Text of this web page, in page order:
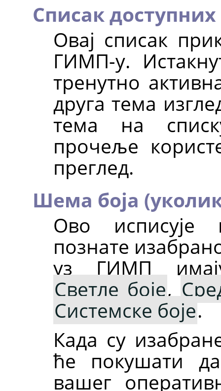
Списак
Овај списак
ГИМП-у.
тренутно
друга тема
тема на
прочеље
преглед.
Шема боја
Ово исписује
познате
уз ГИМП
Светле боје,
Системске боје.
Када су
ће покушати
вашег